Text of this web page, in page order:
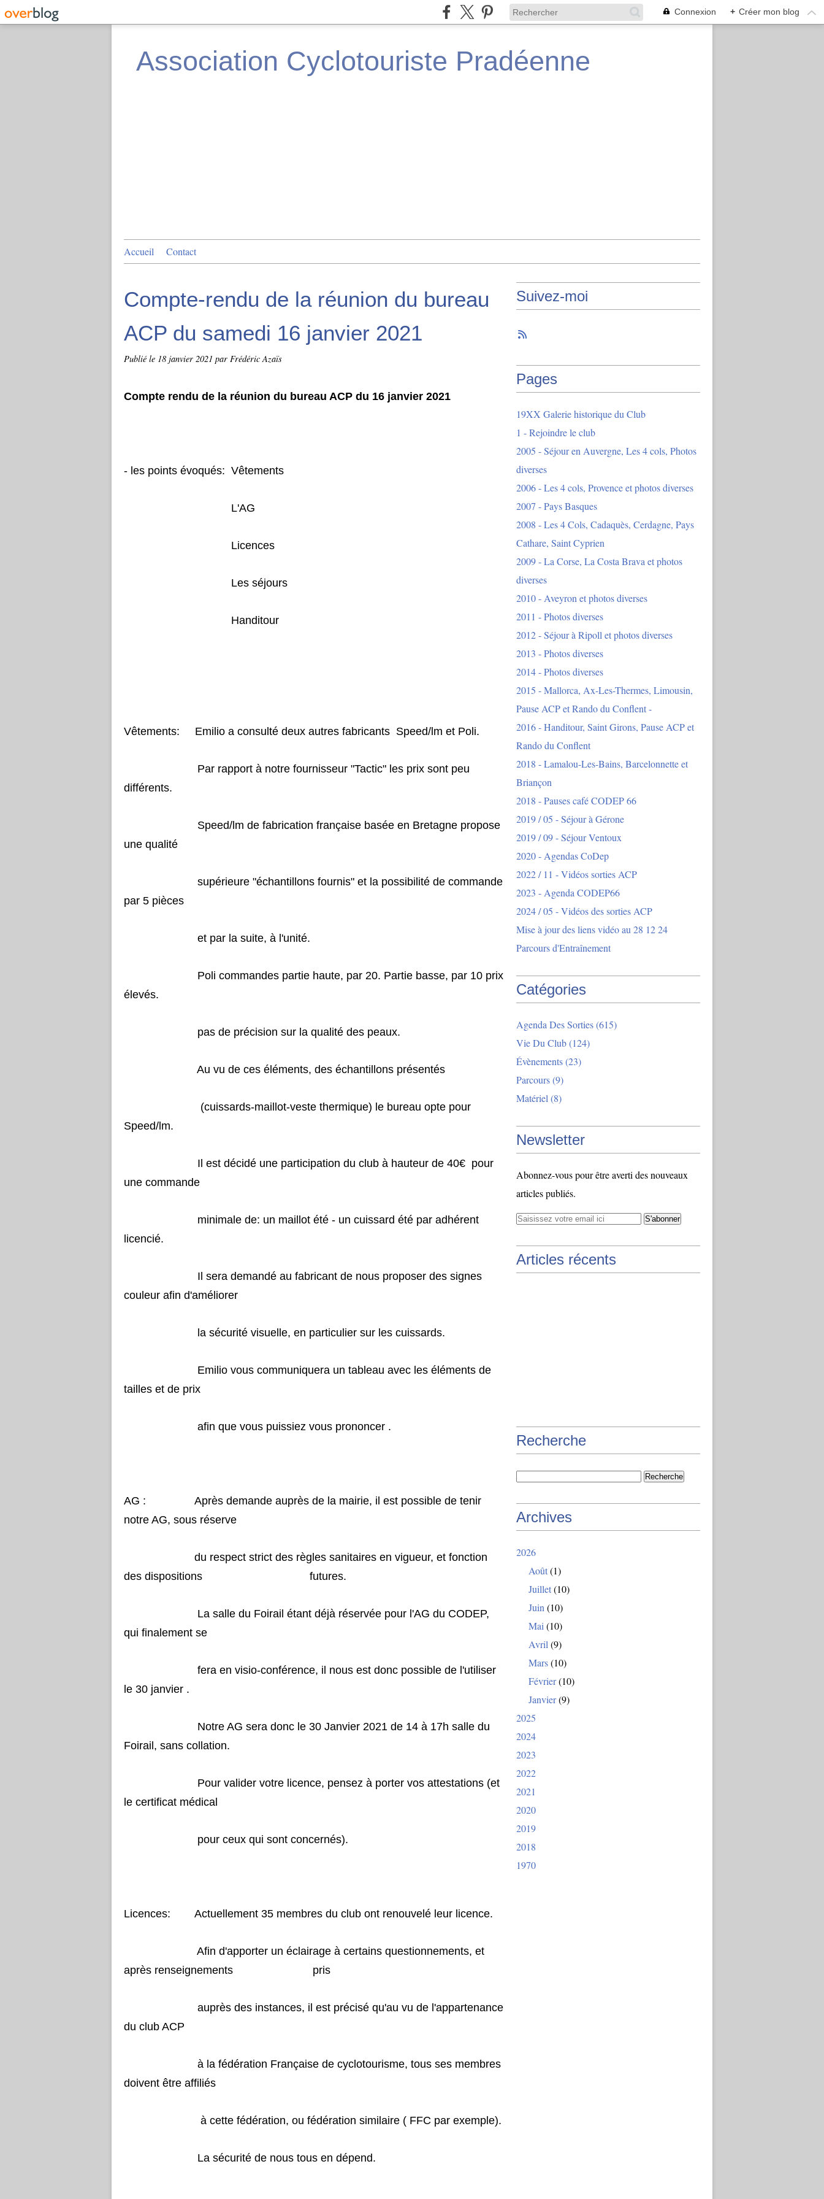
Connexion + Créer mon blog
Association Cyclotouriste Pradéenne
Accueil Contact
Compte-rendu de la réunion du bureau
ACP du samedi 16 janvier 2021
Publié le 18 janvier 2021 par Frédéric Azaïs
Compte rendu de la réunion du bureau ACP du 16 janvier 2021
- les points évoqués: Vêtements
L'AG
Licences
Les séjours
Handitour
Vêtements: Emilio a consulté deux autres fabricants Speed/lm et Poli.
Par rapport à notre fournisseur "Tactic" les prix sont peu
différents.
Speed/lm de fabrication française basée en Bretagne propose
une qualité
supérieure "échantillons fournis" et la possibilité de commande
par 5 pièces
et par la suite, à l'unité.
Poli commandes partie haute, par 20. Partie basse, par 10 prix
élevés.
pas de précision sur la qualité des peaux.
Au vu de ces éléments, des échantillons présentés
(cuissards-maillot-veste thermique) le bureau opte pour
Speed/lm.
Il est décidé une participation du club à hauteur de 40€ pour
une commande
minimale de: un maillot été - un cuissard été par adhérent
licencié.
Il sera demandé au fabricant de nous proposer des signes
couleur afin d'améliorer
la sécurité visuelle, en particulier sur les cuissards.
Emilio vous communiquera un tableau avec les éléments de
tailles et de prix
afin que vous puissiez vous prononcer .
AG : Après demande auprès de la mairie, il est possible de tenir
notre AG, sous réserve
du respect strict des règles sanitaires en vigueur, et fonction
des dispositions futures.
La salle du Foirail étant déjà réservée pour l'AG du CODEP,
qui finalement se
fera en visio-conférence, il nous est donc possible de l'utiliser
le 30 janvier .
Notre AG sera donc le 30 Janvier 2021 de 14 à 17h salle du
Foirail, sans collation.
Pour valider votre licence, pensez à porter vos attestations (et
le certificat médical
pour ceux qui sont concernés).
Licences: Actuellement 35 membres du club ont renouvelé leur licence.
Afin d'apporter un éclairage à certains questionnements, et
après renseignements pris
auprès des instances, il est précisé qu'au vu de l'appartenance
du club ACP
à la fédération Française de cyclotourisme, tous ses membres
doivent être affiliés
à cette fédération, ou fédération similaire ( FFC par exemple).
La sécurité de nous tous en dépend.
Suivez-moi
Pages
19XX Galerie historique du Club
1 - Rejoindre le club
2005 - Séjour en Auvergne, Les 4 cols, Photos
diverses
2006 - Les 4 cols, Provence et photos diverses
2007 - Pays Basques
2008 - Les 4 Cols, Cadaquès, Cerdagne, Pays
Cathare, Saint Cyprien
2009 - La Corse, La Costa Brava et photos
diverses
2010 - Aveyron et photos diverses
2011 - Photos diverses
2012 - Séjour à Ripoll et photos diverses
2013 - Photos diverses
2014 - Photos diverses
2015 - Mallorca, Ax-Les-Thermes, Limousin,
Pause ACP et Rando du Conflent -
2016 - Handitour, Saint Girons, Pause ACP et
Rando du Conflent
2018 - Lamalou-Les-Bains, Barcelonnette et
Briançon
2018 - Pauses café CODEP 66
2019 / 05 - Séjour à Gérone
2019 / 09 - Séjour Ventoux
2020 - Agendas CoDep
2022 / 11 - Vidéos sorties ACP
2023 - Agenda CODEP66
2024 / 05 - Vidéos des sorties ACP
Mise à jour des liens vidéo au 28 12 24
Parcours d'Entraînement
Catégories
Agenda Des Sorties(615)
Vie Du Club(124)
Évènements(23)
Parcours(9)
Matériel (8)
Newsletter
Abonnez-vous pour être averti des nouveaux
articles publiés.
Articles récents
Recherche
Archives
2026
Août(1)
Juillet(10)
Juin (10)
Mai (10)
Avril (9)
Mars(10)
Février(10)
Janvier(9)
2025
2024
2023
2022
2021
2020
2019
2018
1970